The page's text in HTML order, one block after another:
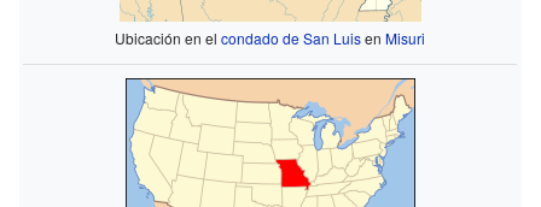
Ubicación en elcondado de San LuisenMisuri